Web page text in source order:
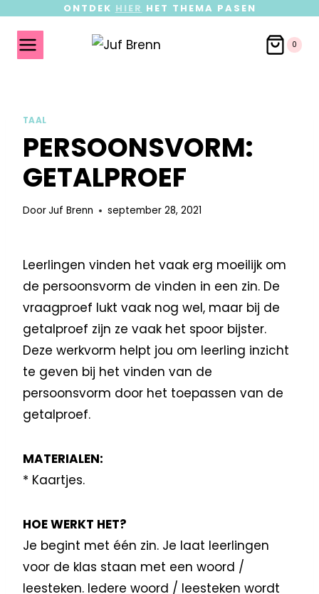
ONTDEK HIER HET THEMA PASEN
0
TAAL
PERSOONSVORM:
GETALPROEF
DoorJuf Brenn september 28, 2021
Leerlingen vinden het vaak erg moeilijk om
de persoonsvorm de vinden in een zin. De
vraagproef lukt vaak nog wel, maar bij de
getalproef zijn ze vaak het spoor bijster.
Deze werkvorm helpt jou om leerling inzicht
te geven bij het vinden van de
persoonsvorm door het toepassen van de
getalproef.
MATERIALEN:
* Kaartjes.
HOE WERKT HET?
Je begint met één zin. Je laat leerlingen
voor de klas staan met een woord /
leesteken. Iedere woord / leesteken wordt